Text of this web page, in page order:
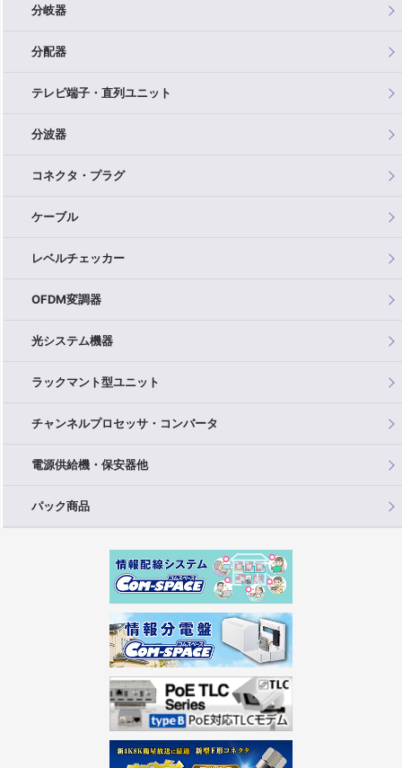
分岐器
分配器
テレビ端子・直列ユニット
分波器
コネクタ・プラグ
ケーブル
レベルチェッカー
OFDM変調器
光システム機器
ラックマント型ユニット
チャンネルプロセッサ・コンバータ
電源供給機・保安器他
パック商品